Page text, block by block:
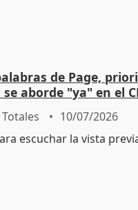
de Page,
aborde "ya" en el
10/07/2026